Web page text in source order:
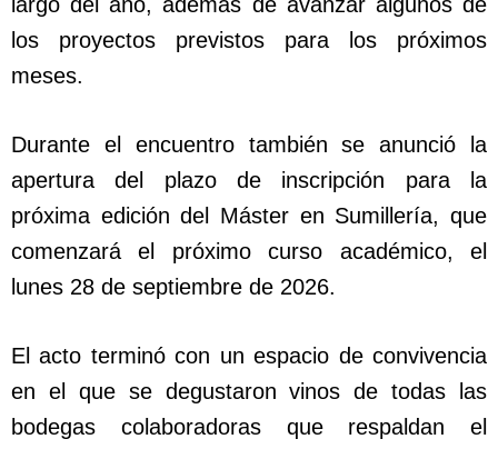
los proyectos previstos para los próximos
meses.
Durante el encuentro también se anunció la
apertura del plazo de inscripción para la
próxima edición del Máster en Sumillería, que
comenzará el próximo curso académico, el
lunes 28 de septiembre de 2026.
El acto terminó con un espacio de convivencia
en el que se degustaron vinos de todas las
bodegas colaboradoras que respaldan el